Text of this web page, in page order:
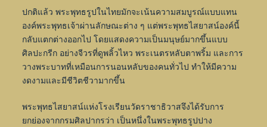
ปกติแล้ว พระพุทธรูปในไทยมักจะเน้นความสมบูรณ์แบบแทน
องค์พระพุทธเจ้าผ่านลักษณะต่าง ๆ แต่พระพุทธไสยาสน์องค์นี้
กลับแตกต่างออกไป โดยแสดงความเป็นมนุษย์มากขึ้นแบบ
ศิลปะกรีก อย่างจีวรที่ดูพลิ้วไหว พระเนตรหลับตาพริ้ม และการ
วางพระบาทที่เหมือนการนอนหลับของคนทั่วไป ทำให้มีความ
งดงามและมีชีวิตชีวามากขึ้น
พระพุทธไสยาสน์แห่งโรงเรียนวัดราชาธิวาสจึงได้รับการ
ยกย่องจากกรมศิลปากรว่า เป็นหนึ่งในพระพุทธรูปปาง